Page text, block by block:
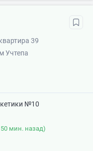
39
Учтепа
№10
мин. назад)